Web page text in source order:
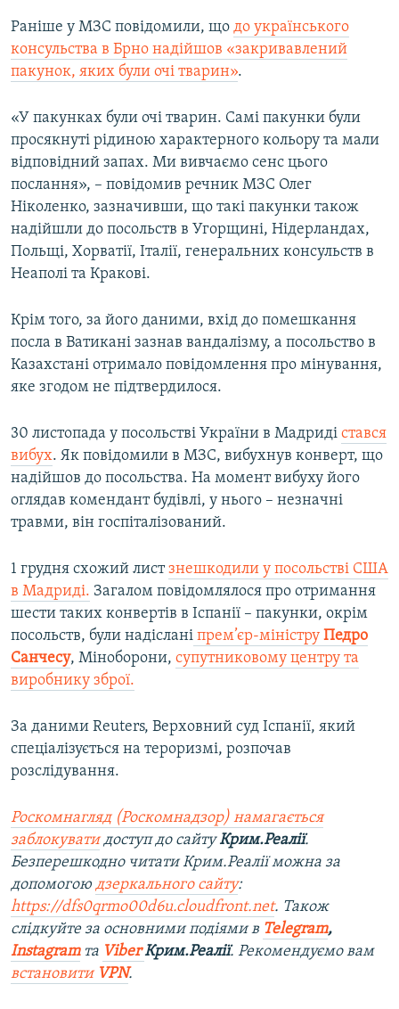
Раніше у МЗС повідомили, що до українського
консульства в Брно надійшов «закривавлений
пакунок, яких були очі тварин».
«У пакунках були очі тварин. Самі пакунки були
просякнуті рідиною характерного кольору та мали
відповідний запах. Ми вивчаємо сенс цього
послання», – повідомив речник МЗС Олег
Ніколенко, зазначивши, що такі пакунки також
надійшли до посольств в Угорщині, Нідерландах,
Польщі, Хорватії, Італії, генеральних консульств в
Неаполі та Кракові.
Крім того, за його даними, вхід до помешкання
посла в Ватикані зазнав вандалізму, а посольство в
Казахстані отримало повідомлення про мінування,
яке згодом не підтвердилося.
30 листопада у посольстві України в Мадриді стався
вибух. Як повідомили в МЗС, вибухнув конверт, що
надійшов до посольства. На момент вибуху його
оглядав комендант будівлі, у нього – незначні
травми, він госпіталізований.
1 грудня схожий листзнешкодили у посольстві США
в Мадриді. Загалом повідомлялося про отримання
шести таких конвертів в Іспанії – пакунки, окрім
посольств, були надіслані прем’єр-міністру Педро
Санчесу, Міноборони, супутниковому центру та
виробнику зброї.
За даними Reuters, Верховний суд Іспанії, який
спеціалізується на тероризмі, розпочав
розслідування.
Роскомнагляд (Роскомнадзор) намагається
заблокуватидоступ до сайтуКрим.Реалії.
Безперешкодно читати Крим.Реалії можна за
допомогою дзеркального сайту:
https://dfs0qrmo00d6u.cloudfront.net. Також
слідкуйте за основними подіями в Telegram,
Instagramта ViberКрим.Реалії. Рекомендуємо вам
встановити VPN.